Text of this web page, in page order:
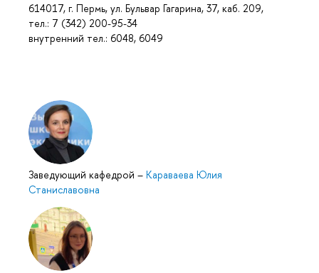
614017, г. Пермь, ул. Бульвар Гагарина, 37, каб. 209,
тел.: 7 (342) 200-95-34
внутренний тел.: 6048, 6049
Заведующий кафедрой – Караваева Юлия
Станиславовна